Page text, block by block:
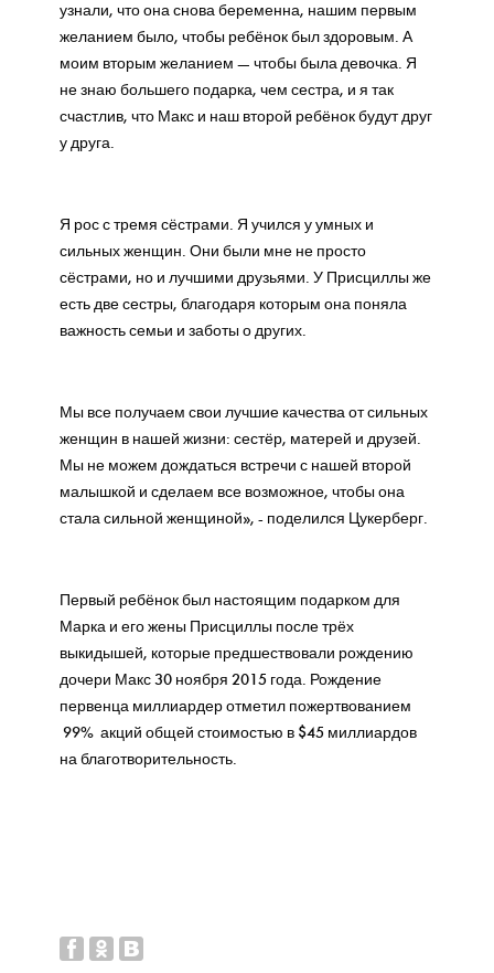
узнали, что она снова беременна, нашим первым
желанием было, чтобы ребёнок был здоровым. А
моим вторым желанием — чтобы была девочка. Я
не знаю большего подарка, чем сестра, и я так
счастлив, что Макс и наш второй ребёнок будут друг
у друга.
Я рос с тремя сёстрами. Я учился у умных и
сильных женщин. Они были мне не просто
сёстрами, но и лучшими друзьями. У Присциллы же
есть две сестры, благодаря которым она поняла
важность семьи и заботы о других.
Мы все получаем свои лучшие качества от сильных
женщин в нашей жизни: сестёр, матерей и друзей.
Мы не можем дождаться встречи с нашей второй
малышкой и сделаем все возможное, чтобы она
стала сильной женщиной», - поделился Цукерберг.
Первый ребёнок был настоящим подарком для
Марка и его жены Присциллы после трёх
выкидышей, которые предшествовали рождению
дочери Макс 30 ноября 2015 года. Рождение
первенца миллиардер отметил пожертвованием
99% акций общей стоимостью в $45 миллиардов
на благотворительность.